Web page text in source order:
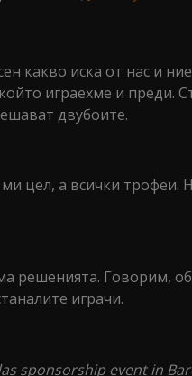
какво иска от нас и
играехме и преди.
двубоите.
цел, а всички
решенията. Говорим,
играчи.
sponsorship event in